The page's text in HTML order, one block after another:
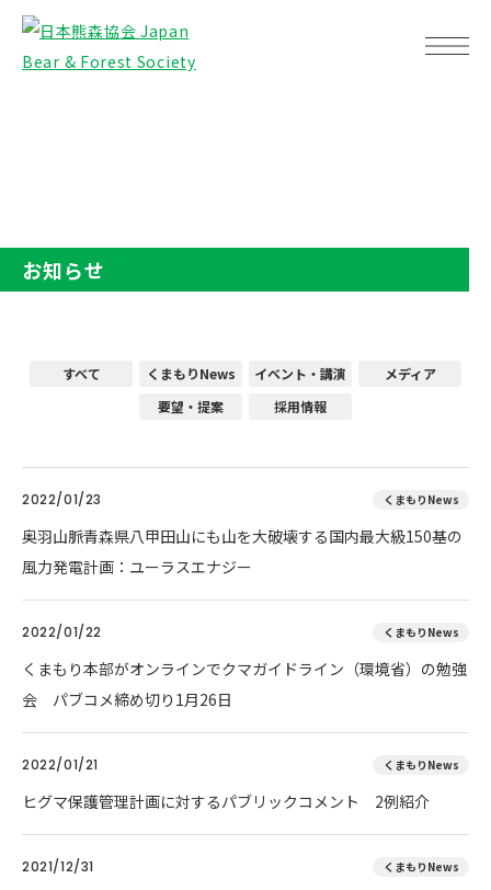
お知らせ
すべて くまもりNews イベント・講演
メディア
要望・提案
採用情報
2022/01/23 くまもりNews
奥羽山脈青森県八甲田山にも山を大破壊する国内最大級150基の
風力発電計画：ユーラスエナジー
2022/01/22 くまもりNews
くまもり本部がオンラインでクマガイドライン（環境省）の勉強
会 パブコメ締め切り1月26日
2022/01/21 くまもりNews
ヒグマ保護管理計画に対するパブリックコメント 2例紹介
2021/12/31 くまもりNews